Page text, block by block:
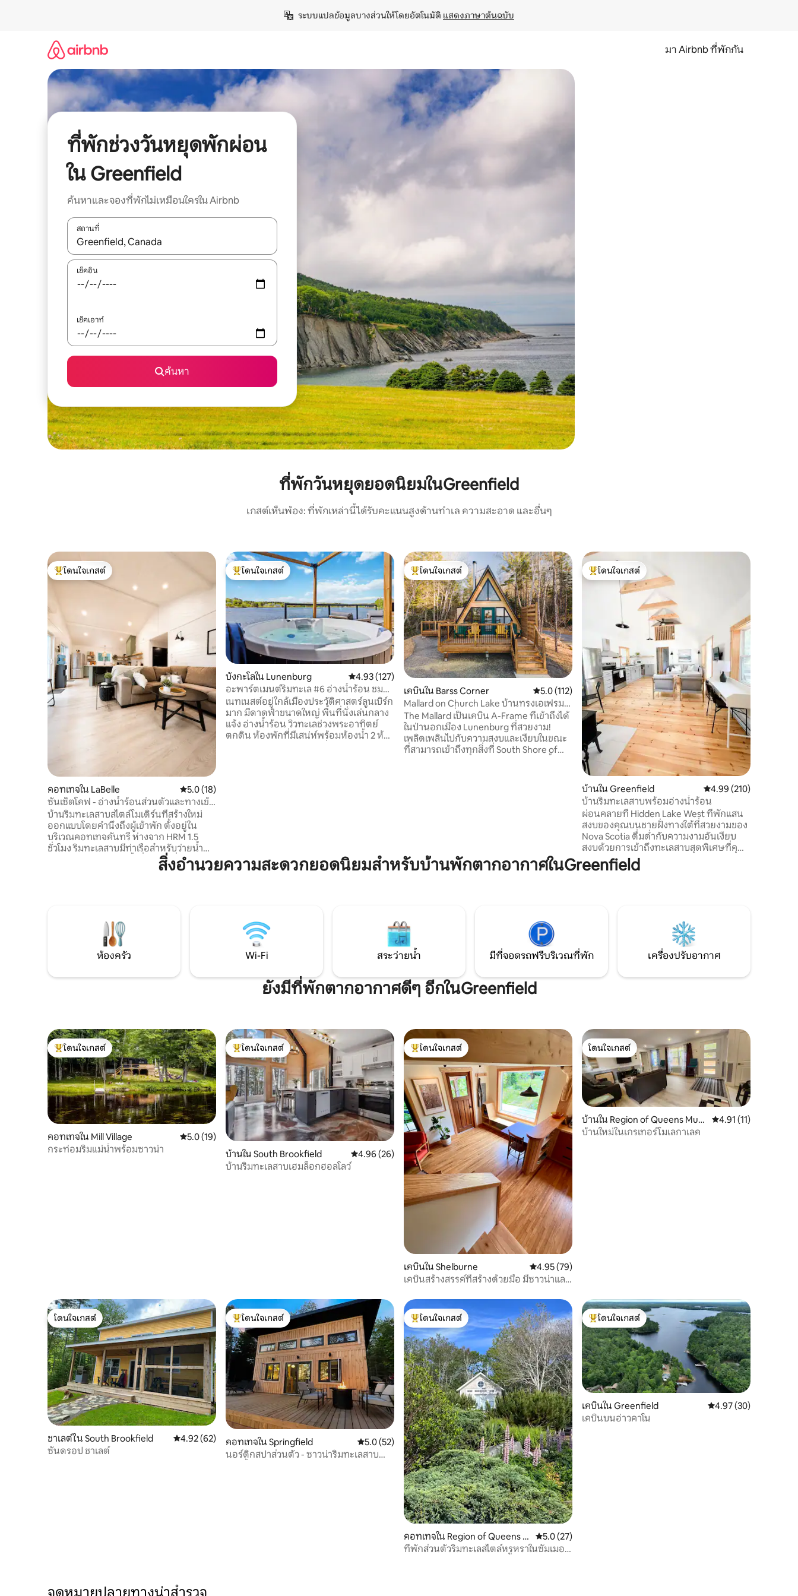
ระบบแปลข้อมูลบางส่วนให้โดยอัตโนมัติ แสดงภาษาต้นฉบับ
มา Airbnb ที่พักกัน
ที่พักช่วงวันหยุดพักผ่อน
ใน Greenfield
ค้นหาและจองที่พักไม่เหมือนใครใน Airbnb
สถานที่
ใช้ลูกศรขึ้นลง หรือใช้การสัมผัสหรือปัด เพื่อสำรวจผลการค้นหา
เช็คอิน
เช็คเอาท์
ค้นหา
ที่พักวันหยุดยอดนิยมในGreenfield
เกสต์เห็นพ้อง: ที่พักเหล่านี้ได้รับคะแนนสูงด้านทำเล ความสะอาด และอื่นๆ
โดนใจเกสต์ที่สุด
โดนใจเกสต์
คอทเทจใน LaBelle คะแนนเฉลี่ย 5.0 จาก 5, 18 รีวิว
5.0 (18)
ซันเซ็ตโคฟ - อ่างน้ำร้อนส่วนตัวและทางเข้า
ทะเลสาบ
บ้านริมทะเลสาบสไตล์โมเดิร์นที่สร้างใหม่
ออกแบบโดยคำนึงถึงผู้เข้าพัก ตั้งอยู่ใน
บริเวณคอทเทจคันทรี ห่างจาก HRM 1.5
ชั่วโมง ริมทะเลสาบมีท่าเรือสำหรับว่ายน้ำ
ตกปลา และกีฬาทางน้ำที่ไม่ใช้เครื่องยนต์
เรามีเรือปั่น 2 ลำและเสื้อชูชีพ 8 ตัว แสง
ออกแบบมาสำหรับความบันเทิง ห้องนั่งเล่น
พร้อมโซฟาเซ็คชันขนาดใหญ่และเตาไม้ที่
อบอุ่น ที่นอน Kingsdown ที่สบายเพื่อให้
มั่นใจว่าคุณจะนอนหลับสบาย
โดนใจเกสต์ที่สุด
โดนใจเกสต์
บังกะโลใน Lunenburg คะแนนเฉลี่ย 4.93 จาก 5, 127 รีวิว
4.93 (127)
อะพาร์ตเมนต์ริมทะเล #6 อ่างน้ำร้อน ชม
พระอาทิตย์ตกดิน ดาดฟ้าขนาดใหญ่
บาร์บีคิว 2 เตียง
เนทเนสต์อยู่ใกล้เมืองประวัติศาสตร์ลูนเบิร์ก
มาก มีดาดฟ้าขนาดใหญ่ พื้นที่นั่งเล่นกลาง
แจ้ง อ่างน้ำร้อน วิวทะเลช่วงพระอาทิตย์
ตกดิน ห้องพักที่มีเสน่ห์พร้อมห้องน้ำ 2 ห้อง
โดนใจเกสต์ที่สุด
โดนใจเกสต์
เคบินใน Barss Corner คะแนนเฉลี่ย 5.0 จาก 5, 112 รีวิว
5.0 (112)
Mallard on Church Lake บ้านทรงเอเฟรม
ริมทะเลสาบที่เข้าถึงได้ง่าย
The Mallard เป็นเคบิน A-Frame ที่เข้าถึงได้
ในป่านอกเมือง Lunenburg ที่สวยงาม!
เพลิดเพลินไปกับความสงบและเงียบในขณะ
ที่สามารถเข้าถึงทุกสิ่งที่ South Shore of
โดนใจเกสต์ที่สุด
โดนใจเกสต์
บ้านใน Greenfield คะแนนเฉลี่ย 4.99 จาก
4.99 (210)
บ้านริมทะเลสาบพร้อมอ่างน้ำร้อน
ผ่อนคลายที่ Hidden Lake West ที่พักแสน
สงบของคุณบนชายฝั่งทางใต้ที่สวยงามของ
Nova Scotia ดื่มด่ำกับความงามอันเงียบ
สงบด้วยการเข้าถึงทะเลสาบสุดพิเศษที่คุณ
สามารถเล่นแพดเดิลบอร์ดพายเรือแคนูหรือ
พักผ่อนริมน้ำ แช่ตัวในอ่างน้ำร้อนที่มีชีวิต
หาการผจญภัยหรือสถานที่พักผ่อน Hidden
Lake West เชิญคุณมาผ่อนคลายและเติม
พลังในบรรยากาศที่น่าทึ่ง
สิ่งอำนวยความสะดวกยอดนิยมสำหรับบ้านพักตากอากาศในGreenfield
ห้องครัว Wi-Fi สระว่ายน้ำ มีที่จอดรถฟรีบริเวณที่พัก เครื่องปรับอากาศ
ยังมีที่พักตากอากาศดีๆ อีกในGreenfield
โดนใจเกสต์ที่สุด
โดนใจเกสต์
คอทเทจใน Mill Village คะแนนเฉลี่ย 5.0 จาก 5, 19 รีวิว
5.0 (19)
กระท่อมริมแม่น้ำพร้อมซาวน่า
โดนใจเกสต์ที่สุด
โดนใจเกสต์
บ้านใน South Brookfield คะแนนเฉลี่ย 4.96 จาก 5, 26 รีวิว
4.96 (26)
บ้านริมทะเลสาบเฮมล็อกฮอลโลว์
โดนใจเกสต์ที่สุด
โดนใจเกสต์
เคบินใน Shelburne คะแนนเฉลี่ย 4.95 จาก 5, 79 รีวิว
4.95 (79)
เคบินสร้างสรรค์ที่สร้างด้วยมือ มีซาวน่าและ
โดนใจเกสต์
โดนใจเกสต์
บ้านใน Region of Queens Muni
cipality
คะแนนเฉลี่ย 4.91 จาก
4.91 (11)
บ้านใหม่ในเกรเทอร์โมเลกาเลค
โดนใจเกสต์
โดนใจเกสต์
ชาเลต์ใน South Brookfield คะแนนเฉลี่ย 4.92 จาก 5, 62 รีวิว
4.92 (62)
ซันดรอป ชาเลต์
โดนใจเกสต์ที่สุด
โดนใจเกสต์
คอทเทจใน Springfield คะแนนเฉลี่ย 5.0 จาก 5, 52 รีวิว
5.0 (52)
นอร์ดิกสปาส่วนตัว - ซาวน่าริมทะเลสาบ
โดนใจเกสต์ที่สุด
โดนใจเกสต์
คอทเทจใน Region of Queens M
unicipality
คะแนนเฉลี่ย 5.0 จาก 5, 27 รีวิว
5.0 (27)
ที่พักส่วนตัวริมทะเลสไตล์หรูหราในซัมเมอร์
โดนใจเกสต์ที่สุด
โดนใจเกสต์
เคบินใน Greenfield คะแนนเฉลี่ย 4.97 จาก
4.97 (30)
เคบินบนอ่าวคาโน